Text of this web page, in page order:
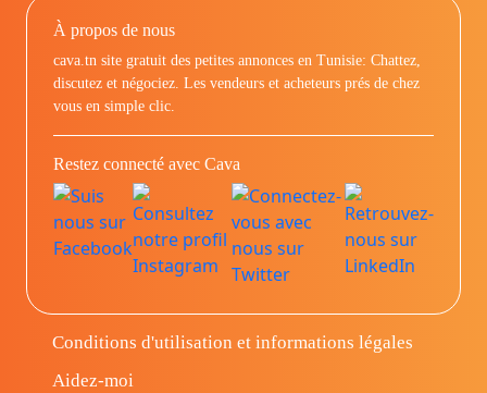
À propos de nous
cava.tn site gratuit des petites annonces en Tunisie: Chattez,
discutez et négociez. Les vendeurs et acheteurs prés de chez
vous en simple clic.
Restez connecté avec Cava
Conditions d'utilisation et informations légales
Aidez-moi